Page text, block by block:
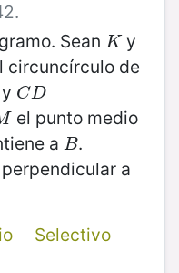
Sean K
K y
circuncírculo de
y CD
CD
el punto medio
a B
B.
a
Selectivo